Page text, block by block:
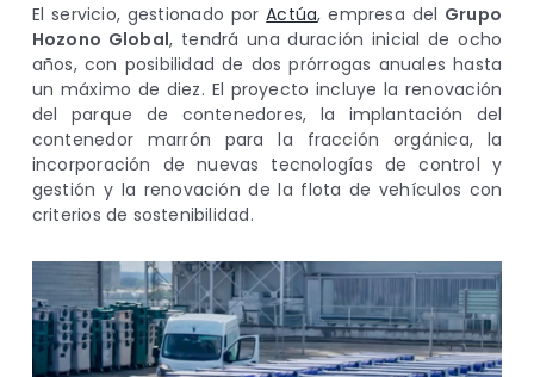
El servicio, gestionado porActúa, empresa del Grupo
Hozono Global, tendrá una duración inicial de ocho
años, con posibilidad de dos prórrogas anuales hasta
un máximo de diez. El proyecto incluye la renovación
del parque de contenedores, la implantación del
contenedor marrón para la fracción orgánica, la
incorporación de nuevas tecnologías de control y
gestión y la renovación de la flota de vehículos con
criterios de sostenibilidad.